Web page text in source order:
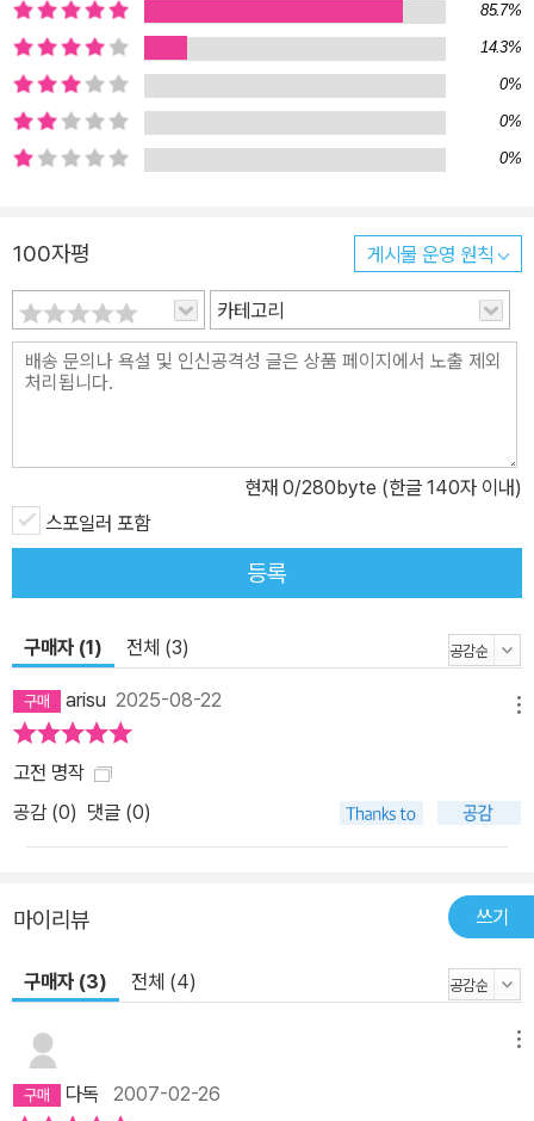
85.7%
14.3%
0%
0%
0%
100자평 게시물 운영 원칙
카테고리
현재 0/280byte (한글 140자 이내)
스포일러 포함
등록
구매자 (1) 전체 (3)
arisu 2025-08-22
고전 명작
공감 (0) 댓글 (0)
마이리뷰 쓰기
구매자 (3) 전체 (4)
다독 2007-02-26